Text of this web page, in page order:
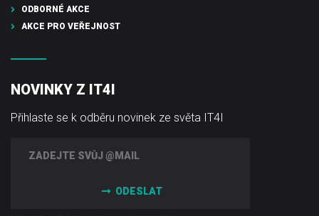
ODBORNÉ AKCE
AKCE PRO VEŘEJNOST
NOVINKY Z IT4I
Přihlaste se k odběru novinek ze světa IT4I
ODESLAT